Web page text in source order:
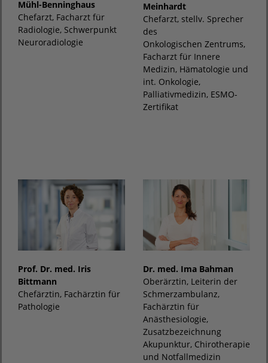
Mühl-Benninghaus
Chefarzt, Facharzt für
Radiologie, Schwerpunkt
Neuroradiologie
Meinhardt
Chefarzt, stellv. Sprecher
des
Onkologischen Zentrums,
Facharzt für Innere
Medizin, Hämatologie und
int. Onkologie,
Palliativmedizin, ESMO-
Zertifikat
Prof. Dr. med. Iris
Bittmann
Chefärztin, Fachärztin für
Pathologie
Dr. med. Ima Bahman
Oberärztin, Leiterin der
Schmerzambulanz,
Fachärztin für
Anästhesiologie,
Zusatzbezeichnung
Akupunktur, Chirotherapie
und Notfallmedizin